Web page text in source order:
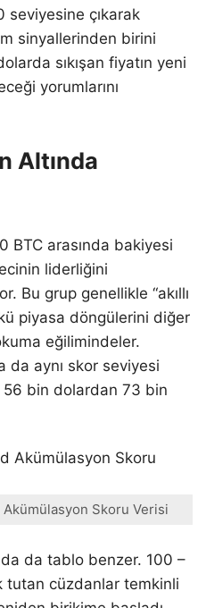
seviyesine çıkarak
sinyallerinden birini
sıkışan fiyatın yeni
yorumlarını
Altında
BTC arasında bakiyesi
liderliğini
Bu grup genellikle “akıllı
piyasa döngülerini diğer
eğilimindeler.
da aynı skor seviyesi
56 bin dolardan 73 bin
Skoru Verisi
da tablo benzer. 100 –
tutan cüzdanlar temkinli